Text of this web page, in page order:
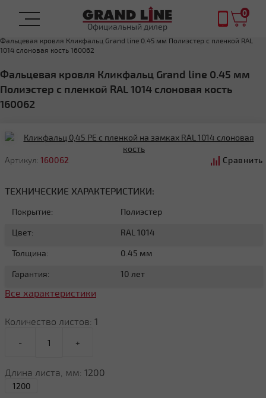
Официальный дилер
0
ФАЛЬЦЕВАЯ КРОВЛЯ
Фальцевая кровля Кликфальц Grand line 0.45 мм Полиэстер с пленкой RAL
1014 слоновая кость 160062
Фальцевая кровля Кликфальц Grand line 0.45 мм
Полиэстер с пленкой RAL 1014 слоновая кость
160062
Артикул: 160062 Сравнить
ТЕХНИЧЕСКИЕ ХАРАКТЕРИСТИКИ:
Покрытие: Полиэстер
Цвет: RAL 1014
Толщина: 0.45 мм
Гарантия: 10 лет
Все характеристики
Количество листов: 1
- +
Длина листа, мм: 1200